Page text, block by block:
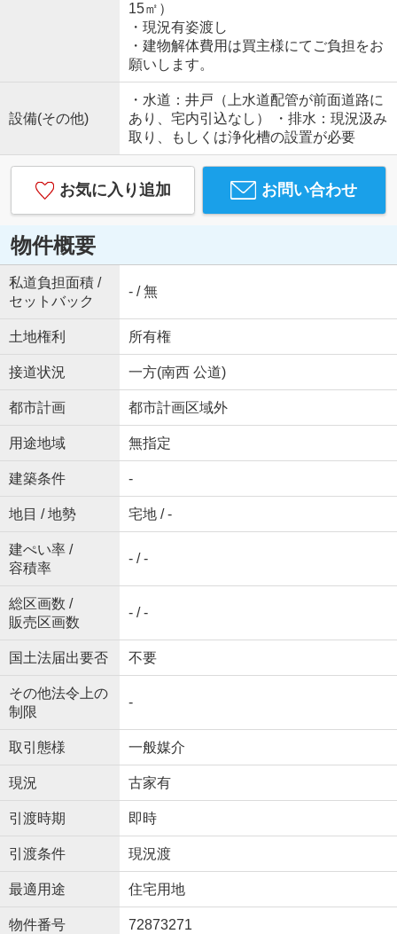
15㎡）
・現況有姿渡し
・建物解体費用は買主様にてご負担をお
願いします。
設備(その他)
・水道：井戸（上水道配管が前面道路に
あり、宅内引込なし） ・排水：現況汲み
取り、もしくは浄化槽の設置が必要
お気に入り追加 お問い合わせ
物件概要
私道負担面積 /
セットバック
- / 無
土地権利 所有権
接道状況 一方(南西 公道)
都市計画 都市計画区域外
用途地域 無指定
建築条件 -
地目 / 地勢 宅地 / -
建ぺい率 /
容積率
- / -
総区画数 /
販売区画数
- / -
国土法届出要否 不要
その他法令上の
制限
-
取引態様 一般媒介
現況 古家有
引渡時期 即時
引渡条件 現況渡
最適用途 住宅用地
物件番号 72873271